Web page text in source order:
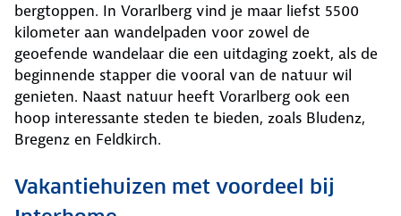
bergtoppen. In Vorarlberg vind je maar liefst 5500
kilometer aan wandelpaden voor zowel de
geoefende wandelaar die een uitdaging zoekt, als de
beginnende stapper die vooral van de natuur wil
genieten. Naast natuur heeft Vorarlberg ook een
hoop interessante steden te bieden, zoals Bludenz,
Bregenz en Feldkirch.
Vakantiehuizen met voordeel bij